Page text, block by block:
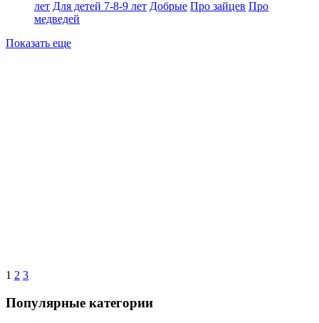
лет Для детей 7-8-9 лет Добрые Про зайцев Про
медведей
Показать еще
1 2 3
Популярные категории